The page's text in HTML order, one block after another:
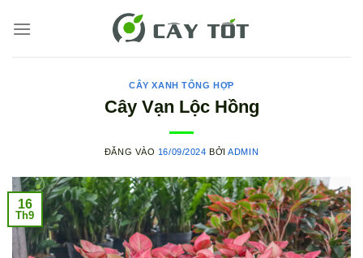
qua
CÂY XANH TỔNG HỢP
Cây Vạn Lộc Hồng
ĐĂNG VÀO 16/09/2024 BỞIADMIN
16
Th9